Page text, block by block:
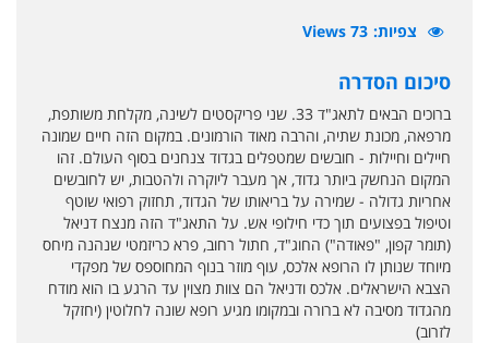
צפיות 73 Views
סיכום הסדרה
ברוכים הבאים לתאג"ד 33. שני פריקסטים לשינה, מקלחת משותפת,
מרפאה, מכונת שתיה, והרבה מאוד הורמונים. במקום הזה חיים שמונה
חיילים וחיילות - חובשים שמטפלים בגדוד צנחנים בסוף העולם. זהו
המקום הנחשק ביותר גדוד, אך מעבר ליוקרה ולהטבות, יש לחובשים
אחריות גדולה - שמירה על בריאותו של הגדוד, תחזוק רפואי שוטף
וטיפול בפצועים תוך כדי חילופי אש. על התאג"ד הזה מנצח דניאל
(תומר קפון, "פאודה") החוג"ד, חתול רחוב, פרא כריזמטי שנהנה מיחס
מיוחד שנותן לו הרופא אלכס, עוף מוזר בנוף המחוספס של מפקדי
הצבא הישראלים. אלכס ודניאל הם צוות מצוין עד הרגע בו הוא מודח
מהגדוד מסיבה לא ברורה ובמקומו מגיע רופא שונה לחלוטין (יחזקל
לזרוב)